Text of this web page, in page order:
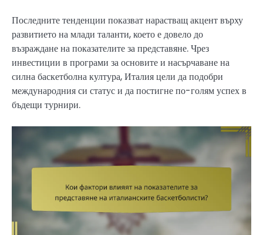
Последните тенденции показват нарастващ акцент върху
развитието на млади таланти, което е довело до
възраждане на показателите за представяне. Чрез
инвестиции в програми за основите и насърчаване на
силна баскетболна култура, Италия цели да подобри
международния си статус и да постигне по-голям успех в
бъдещи турнири.